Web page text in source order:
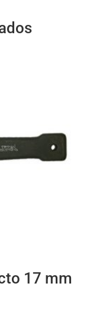
17 mm